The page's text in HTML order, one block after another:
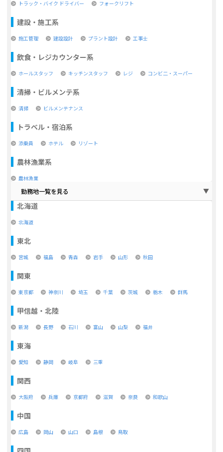
トラック・バイク ドライバー
フォークリフト
建設・施工系
施工管理 建設設計 プラント設計 工事士
飲食・レジカウンター系
ホールスタッフ キッチンスタッフ レジ コンビ二・スーパー
清掃・ビルメンテ系
清掃 ビルメンテナンス
トラベル・宿泊系
添乗員 ホテル リゾート
農林漁業系
農林漁業
勤務地一覧を見る
北海道
北海道
東北
宮城 福島 青森 岩手 山形 秋田
関東
東京都 神奈川 埼玉 千葉 茨城 栃木 群馬
甲信越・北陸
新潟 長野 石川 富山 山梨 福井
東海
愛知 静岡 岐阜 三重
関西
大阪府 兵庫 京都府 滋賀 奈良 和歌山
中国
広島 岡山 山口 島根 鳥取